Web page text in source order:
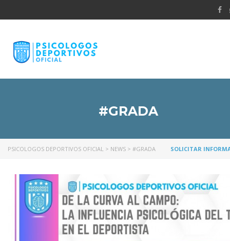
#GRADA
PSICOLOGOS DEPORTIVOS OFICIAL > NEWS > #GRADA SOLICITAR